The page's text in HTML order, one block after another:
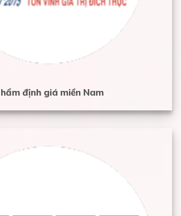
định giá miền Nam